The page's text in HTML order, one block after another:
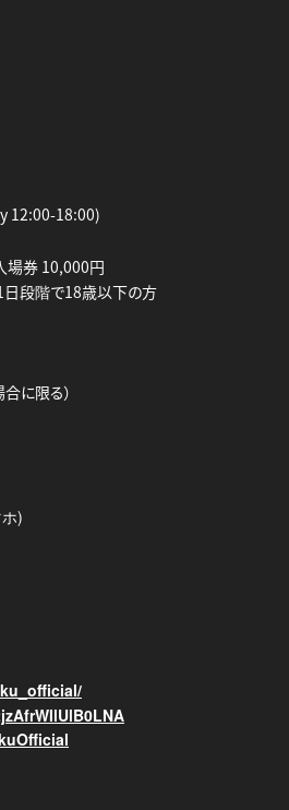
12:00-18:00)
場券 10,000円
日段階で18歳以下の方
に限る）
ホ)